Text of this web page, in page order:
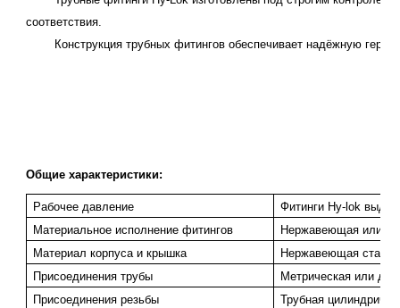
соответствия.
Конструкция трубных фитингов обеспечивает надёжную
Общие характеристики:
Рабочее давление
Фитинги Hy-lok
Материальное исполнение фитингов
Нержавеющая или
Материал корпуса и крышка
Нержавеющая сталь
Присоединения трубы
Метрическая или
Присоединения резьбы
Трубная